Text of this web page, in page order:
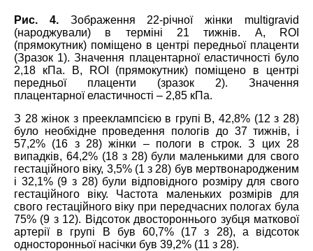
Рис. 4.Зображення 22-річної жінки multigravid
(народжували) в терміні 21 тижнів. А, ROI
(прямокутник) поміщено в центрі передньої плаценти
(Зразок 1). Значення плацентарної еластичності було
2,18 кПа. В, ROI (прямокутник) поміщено в центрі
передньої плаценти (зразок 2). Значення
плацентарної еластичності – 2,85 кПа.
З 28 жінок з прееклампсією в групі B, 42,8% (12 з 28)
було необхідне проведення пологів до 37 тижнів, і
57,2% (16 з 28) жінки – пологи в строк. З цих 28
випадків, 64,2% (18 з 28) були маленькими для свого
гестаційного віку, 3,5% (1 з 28) був мертвонародженим
і 32,1% (9 з 28) були відповідного розміру для свого
гестаційного віку. Частота маленьких розмірів для
свого гестаційного віку при передчасних пологах була
75% (9 з 12). Відсоток двостороннього зубця маткової
артерії в групі В був 60,7% (17 з 28), а відсоток
односторонньої насічки був 39,2% (11 з 28).